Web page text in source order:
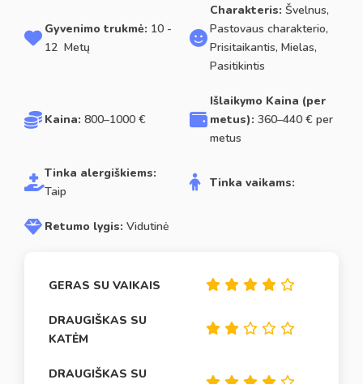
Gyvenimo trukmė: 10 -
12 Metų
Charakteris: Švelnus,
Pastovaus charakterio,
Prisitaikantis, Mielas,
Pasitikintis
Kaina: 800–1000 €
Išlaikymo Kaina (per
metus): 360–440 € per
metus
Tinka alergiškiems:
Taip
Tinka vaikams:
Retumo lygis: Vidutinė
GERAS SU VAIKAIS
DRAUGIŠKAS SU
KATĖM
DRAUGIŠKAS SU